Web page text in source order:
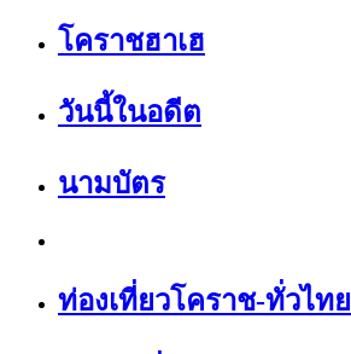
โคราชฮาเฮ
วันนี้ในอดีต
นามบัตร
ท่องเที่ยวโคราช-ทั่วไทย